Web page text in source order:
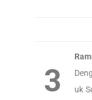
3
uk